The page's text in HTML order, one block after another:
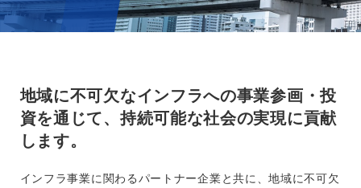
地域に不可欠なインフラへの事業参画・投
資を通じて、持続可能な社会の実現に貢献
します。
インフラ事業に関わるパートナー企業と共に、地域に不可欠